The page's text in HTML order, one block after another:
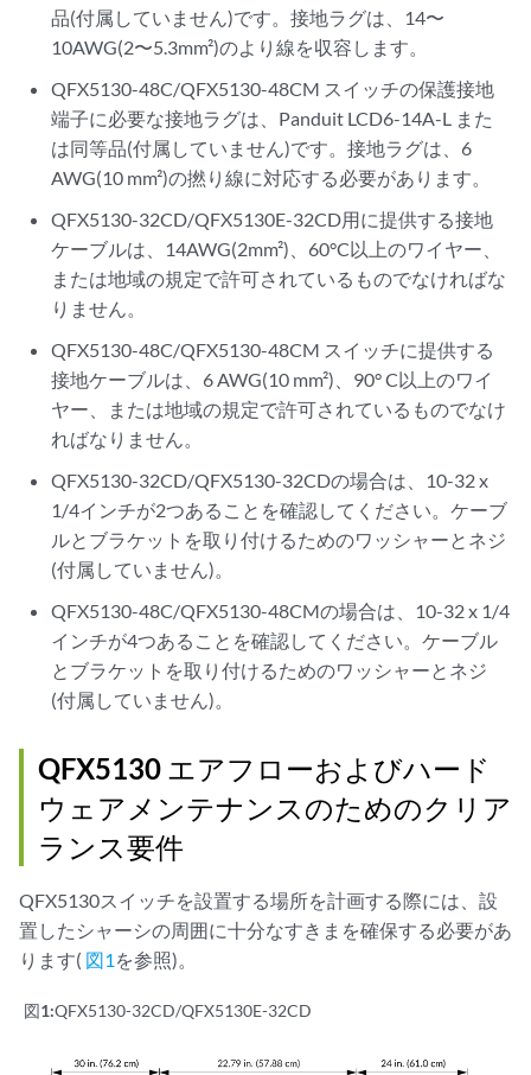
品(付属していません)です。接地ラグは、14〜
10AWG(2〜5.3mm²)のより線を収容します。
QFX5130-48C/QFX5130-48CM スイッチの保護接地
端子に必要な接地ラグは、Panduit LCD6-14A-L また
は同等品(付属していません)です。接地ラグは、6
AWG(10 mm²)の撚り線に対応する必要があります。
QFX5130-32CD/QFX5130E-32CD用に提供する接地
ケーブルは、14AWG(2mm²)、60°C以上のワイヤー、
または地域の規定で許可されているものでなければな
りません。
QFX5130-48C/QFX5130-48CM スイッチに提供する
接地ケーブルは、6 AWG(10 mm²)、90° C以上のワイ
ヤー、または地域の規定で許可されているものでなけ
ればなりません。
QFX5130-32CD/QFX5130-32CDの場合は、10-32 x
1/4インチが2つあることを確認してください。ケーブ
ルとブラケットを取り付けるためのワッシャーとネジ
(付属していません)。
QFX5130-48C/QFX5130-48CMの場合は、10-32 x 1/4
インチが4つあることを確認してください。ケーブル
とブラケットを取り付けるためのワッシャーとネジ
(付属していません)。
QFX5130 エアフローおよびハード
ウェアメンテナンスのためのクリア
ランス要件
QFX5130スイッチを設置する場所を計画する際には、設
置したシャーシの周囲に十分なすきまを確保する必要があ
ります( 図1 を参照)。
図1:QFX5130-32CD/QFX5130E-32CD